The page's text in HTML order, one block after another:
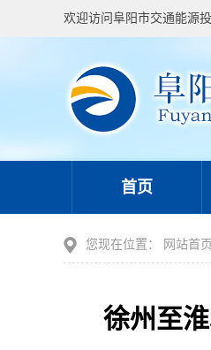
欢迎访问阜阳市交通能源
首页
您现在位置： 网站首页
徐州至